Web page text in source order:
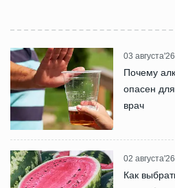
03 августа'26
Почему
опасен
врач
02 августа'26
Как